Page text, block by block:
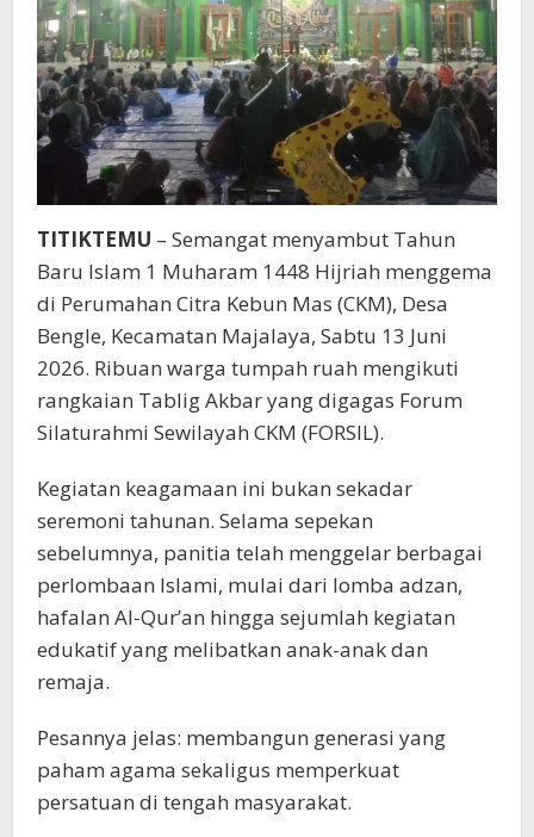
Sekat
Golongan
TITIKTEMU – Semangat menyambut Tahun
Baru Islam 1 Muharam 1448 Hijriah menggema
di Perumahan Citra Kebun Mas (CKM), Desa
Bengle, Kecamatan Majalaya, Sabtu 13 Juni
2026. Ribuan warga tumpah ruah mengikuti
rangkaian Tablig Akbar yang digagas Forum
Silaturahmi Sewilayah CKM (FORSIL).
Kegiatan keagamaan ini bukan sekadar
seremoni tahunan. Selama sepekan
sebelumnya, panitia telah menggelar berbagai
perlombaan Islami, mulai dari lomba adzan,
hafalan Al-Qur’an hingga sejumlah kegiatan
edukatif yang melibatkan anak-anak dan
remaja.
Pesannya jelas: membangun generasi yang
paham agama sekaligus memperkuat
persatuan di tengah masyarakat.